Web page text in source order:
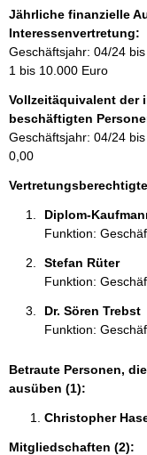
f
o
r
m
t
i
o
n
e
Jährliche finanzielle
Interessenvertretung:
Geschäftsjahr: 04/24
1 bis 10.000 Euro
Vollzeitäquivalent der
beschäftigten
Geschäftsjahr: 04/24
0,00
Diplom-
Funktion:
Stefan Rüter
Funktion:
Dr. Sören Trebst
Funktion:
Betraute Personen,
ausüben (1):
Christopher
Mitgliedschaften (2):